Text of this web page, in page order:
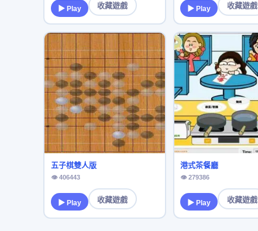
▶ Play 收藏遊戲 ▶ Play 收藏遊戲
五子棋雙人版
👁 406443
▶ Play 收藏遊戲
港式茶餐廳
👁 279386
▶ Play 收藏遊戲